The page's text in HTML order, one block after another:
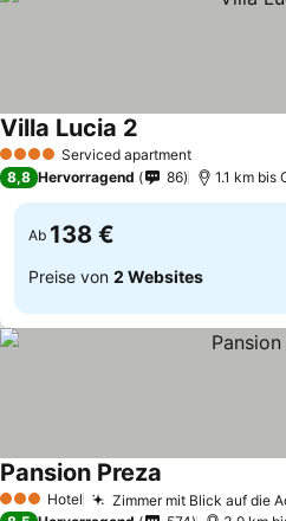
4 Sterne Serviced apartment
Villa Lucia 2
8,8 Hervorragend 86 1.1 km bis
Ab 138 €
Preise von 2 Websites
3 SterneHotel Zimmer mit Blick auf die
Pansion Preza